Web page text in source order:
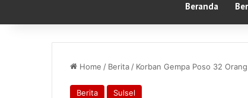
Beranda
Home / Berita / Korban Gempa Poso 32
Berita Sulsel